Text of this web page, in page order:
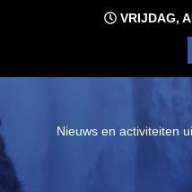
VRIJDAG,
Nieuws en activiteiten